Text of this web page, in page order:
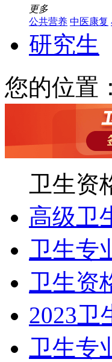
更多
公共营养 中医康复
研究生
您的位置：
卫生资
高级卫
卫生专
卫生资
2023卫
卫生专